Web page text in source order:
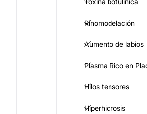
Toxina botulínica
Rinomodelación
Aumento de labios
Plasma Rico en
Hilos tensores
Hiperhidrosis